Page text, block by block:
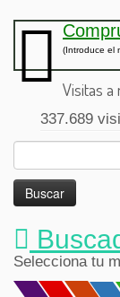
(Introduce el
Visitas
337.689
Selecciona tu